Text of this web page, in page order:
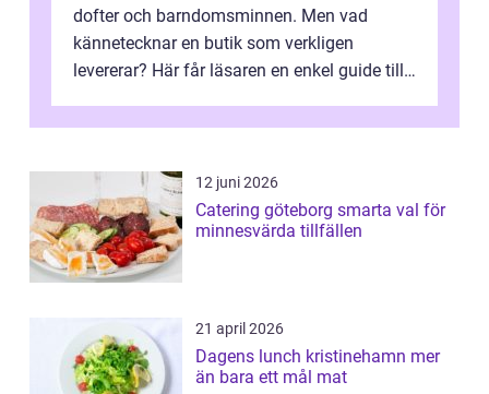
dofter och barndomsminnen. Men vad
kännetecknar en butik som verkligen
levererar? Här får läsaren en enkel guide till
12 juni 2026
Catering göteborg smarta val för
minnesvärda tillfällen
21 april 2026
Dagens lunch kristinehamn mer
än bara ett mål mat